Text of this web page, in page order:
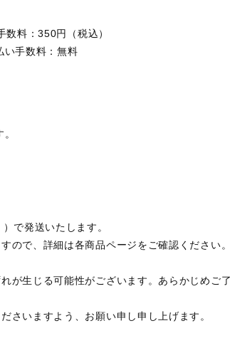
数料：350円（税込）
い手数料：無料
で発送いたします。
ので、詳細は各商品ページをご確認ください。
が生じる可能性がございます。あらかじめご
さいますよう、お願い申し申し上げます。